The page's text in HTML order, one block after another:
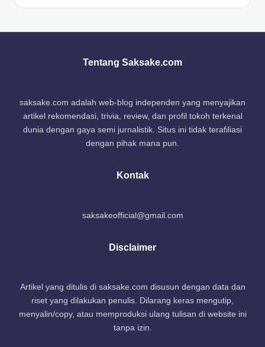
Tentang Saksake.com
saksake.com adalah web-blog independen yang menyajikan
artikel rekomendasi, trivia, review, dan profil tokoh terkenal
dunia dengan gaya semi jurnalistik. Situs ini tidak terafiliasi
dengan pihak mana pun.
Kontak
saksakeofficial@gmail.com
Disclaimer
Artikel yang ditulis di saksake.com disusun dengan data dan
riset yang dilakukan penulis. Dilarang keras mengutip,
menyalin/copy, atau memproduksi ulang tulisan di website ini
tanpa izin.